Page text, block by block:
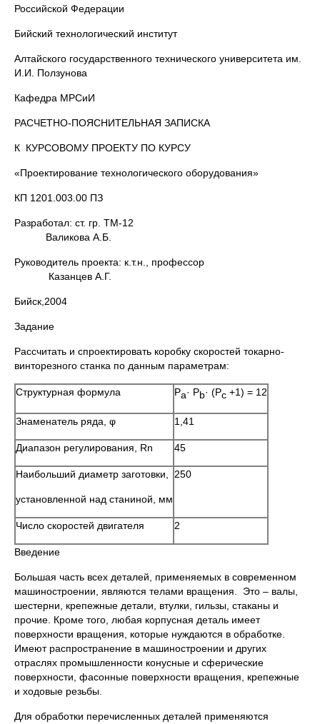
Российской Федерации
Бийский технологический институт
Алтайского государственного технического университета им.
И.И. Ползунова
Кафедра МРСиИ
РАСЧЕТНО-ПОЯСНИТЕЛЬНАЯ ЗАПИСКА
К КУРСОВОМУ ПРОЕКТУ ПО КУРСУ
«Проектирование технологического оборудования»
КП 1201.003.00 ПЗ
Разработал: ст. гр. ТМ-12
Валикова А.Б.
Руководитель проекта: к.т.н., профессор
Казанцев А.Г.
Бийск,2004
Задание
Рассчитать и спроектировать коробку скоростей токарно-
винторезного станка по данным параметрам:
Структурная формула Pa· Pb· (Pc +1) = 12
Знаменатель ряда, φ 1,41
Диапазон регулирования, Rn 45
Наибольший диаметр заготовки,
установленной над станиной, мм
250
Число скоростей двигателя 2
Введение
Большая часть всех деталей, применяемых в современном
машиностроении, являются телами вращения. Это – валы,
шестерни, крепежные детали, втулки, гильзы, стаканы и
прочие. Кроме того, любая корпусная деталь имеет
поверхности вращения, которые нуждаются в обработке.
Имеют распространение в машиностроении и других
отраслях промышленности конусные и сферические
поверхности, фасонные поверхности вращения, крепежные
и ходовые резьбы.
Для обработки перечисленных деталей применяются